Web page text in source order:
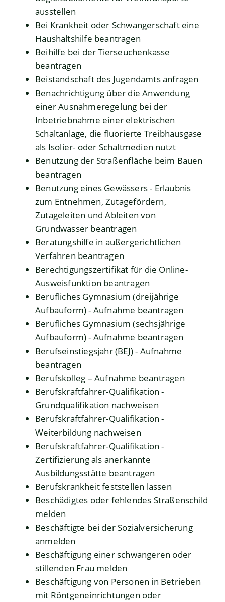
ausstellen
Bei Krankheit oder Schwangerschaft eine
Haushaltshilfe beantragen
Beihilfe bei der Tierseuchenkasse
beantragen
Beistandschaft des Jugendamts anfragen
Benachrichtigung über die Anwendung
einer Ausnahmeregelung bei der
Inbetriebnahme einer elektrischen
Schaltanlage, die fluorierte Treibhausgase
als Isolier- oder Schaltmedien nutzt
Benutzung der Straßenfläche beim Bauen
beantragen
Benutzung eines Gewässers - Erlaubnis
zum Entnehmen, Zutagefördern,
Zutageleiten und Ableiten von
Grundwasser beantragen
Beratungshilfe in außergerichtlichen
Verfahren beantragen
Berechtigungszertifikat für die Online-
Ausweisfunktion beantragen
Berufliches Gymnasium (dreijährige
Aufbauform) - Aufnahme beantragen
Berufliches Gymnasium (sechsjährige
Aufbauform) - Aufnahme beantragen
Berufseinstiegsjahr (BEJ) - Aufnahme
beantragen
Berufskolleg – Aufnahme beantragen
Berufskraftfahrer-Qualifikation -
Grundqualifikation nachweisen
Berufskraftfahrer-Qualifikation -
Weiterbildung nachweisen
Berufskraftfahrer-Qualifikation -
Zertifizierung als anerkannte
Ausbildungsstätte beantragen
Berufskrankheit feststellen lassen
Beschädigtes oder fehlendes Straßenschild
melden
Beschäftigte bei der Sozialversicherung
anmelden
Beschäftigung einer schwangeren oder
stillenden Frau melden
Beschäftigung von Personen in Betrieben
mit Röntgeneinrichtungen oder